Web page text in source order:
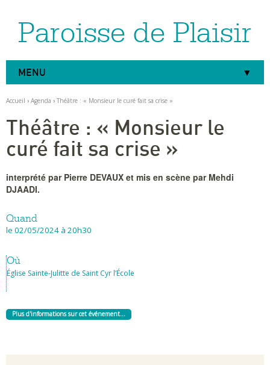
Outils
personnels
Paroisse de Plaisir
MENU
Accueil › Agenda › Théâtre : « Monsieur le curé fait sa crise »
Théâtre : « Monsieur le
curé fait sa crise »
interprété par Pierre DEVAUX et mis en scène par Mehdi
DJAADI.
Quand
le 02/05/2024 à 20h30
Où
Église Sainte-Julitte de Saint Cyr l’École
Plus d'informations sur cet événement…